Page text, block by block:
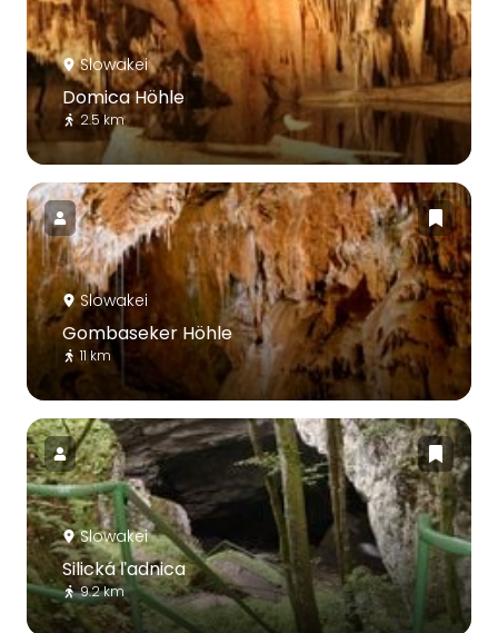
Slowakei
Domica Höhle
2.5 km
Slowakei
Gombaseker Höhle
11 km
Slowakei
Silická ľadnica
9.2 km